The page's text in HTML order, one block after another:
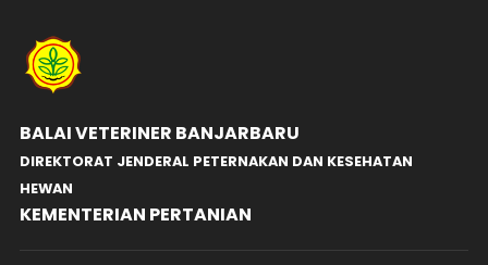
BALAI VETERINER BANJARBARU
DIREKTORAT JENDERAL PETERNAKAN DAN KESEHATAN
HEWAN
KEMENTERIAN PERTANIAN